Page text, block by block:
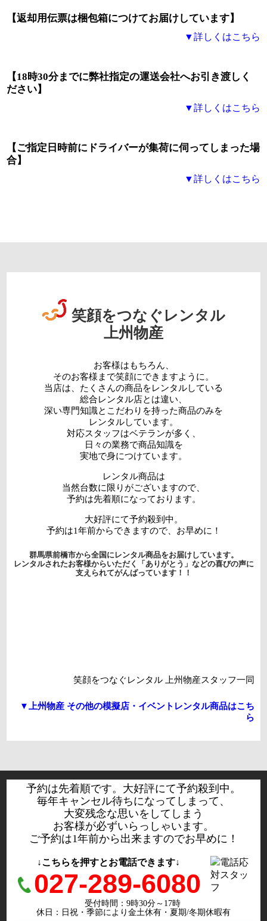
【返却用伝票は梱包箱につけてお届けしています】
▼詳しくはこちら
【18時30分までに弊社指定の運送会社へお引き渡しく
ださい】
▼詳しくはこちら
【ご指定日時前にドライバーが集荷に伺ってしまった場
合】
▼詳しくはこちら
笑顔をつなぐレンタル
上州物産
お客様はもちろん、
そのお客様まで笑顔にできますように。
当店は、たくさんの商品をレンタルしている
総合レンタル店とは違い、
深い専門知識とこだわりを持った商品のみを
レンタルしています。
対応スタッフはベテランが多く、
日々の業務で商品知識を
実地で身につけています。
レンタル商品は
当然台数に限りがございますので、
予約は先着順になっております。
大好評にて予約殺到中。
予約は1年前からできますので、お早めに！
群馬県前橋市から全国にレンタル商品をお届けしています。
レンタルされたお客様からいただく「ありがとう」などの喜びの声に
支えられてがんばっています！！
笑顔をつなぐレンタル 上州物産スタッフ一同
▼上州物産 その他の模擬店・イベントレンタル商品はこち
ら
予約は先着順です。大好評にて予約殺到中。
毎年キャンセル待ちになってしまって、
大変残念な思いをしてしまう
お客様が必ずいらっしゃいます。
ご予約は1年前から出来ますのでお早めに！
↓こちらを押すとお電話できます↓
027-289-6080
受付時間：9時30分～17時
休日：日祝・季節により金土休有・夏期/冬期休暇有